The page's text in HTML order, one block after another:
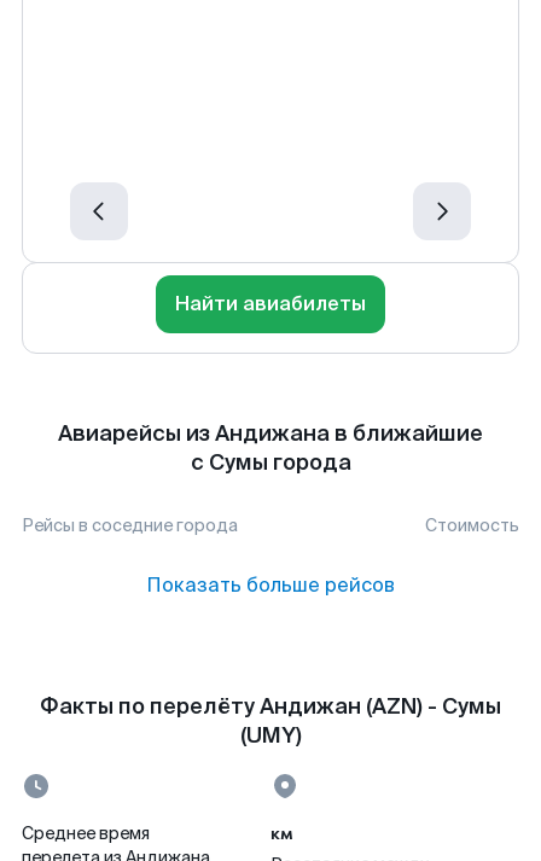
Найти авиабилеты
Авиарейсы из Андижана в ближайшие
с Сумы города
Рейсы в соседние города Стоимость
Показать больше рейсов
Факты по перелёту Андижан (AZN) - Сумы
(UMY)
Среднее время
км